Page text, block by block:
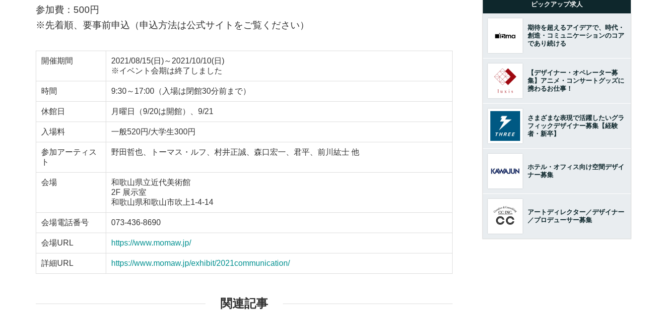
参加費：500円
※先着順、要事前申込（申込方法は公式サイトをご覧ください）
開催期間
2021/08/15(日)～2021/10/10(日)
※イベント会期は終了しました
時間 9:30～17:00（入場は閉館30分前まで）
休館日 月曜日（9/20は開館）、9/21
入場料 一般520円/大学生300円
参加アーティス
ト
野田哲也、トーマス・ルフ、村井正誠、森口宏一、君平、前川紘士 他
会場
和歌山県立近代美術館
2F 展示室
和歌山県和歌山市吹上1-4-14
会場電話番号 073-436-8690
会場URL https://www.momaw.jp/
詳細URL https://www.momaw.jp/exhibit/2021communication/
関連記事
ピックアップ求人
期待を超えるアイデアで、時代・
創造・コミュニケーションのコア
であり続ける
【デザイナー・オペレーター募
集】アニメ・コンサートグッズに
携わるお仕事！
さまざまな表現で活躍したいグラ
フィックデザイナー募集【経験
者・新卒】
ホテル・オフィス向け空間デザイ
ナー募集
アートディレクター／デザイナー
／プロデューサー募集